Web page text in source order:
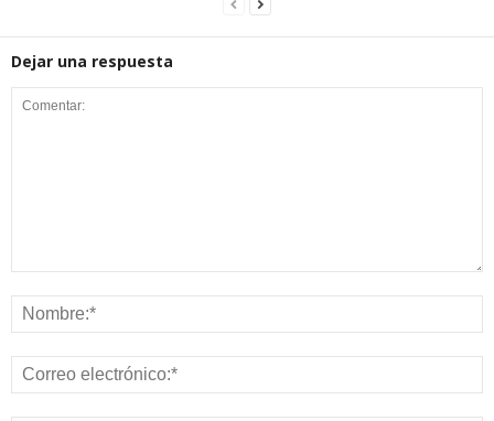
Dejar una respuesta